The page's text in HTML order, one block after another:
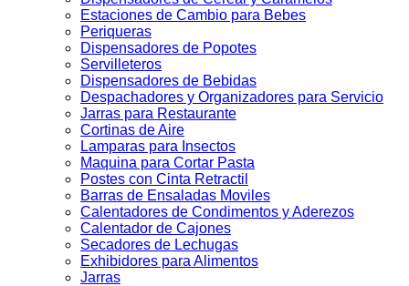
Estaciones de Cambio para Bebes
Periqueras
Dispensadores de Popotes
Servilleteros
Dispensadores de Bebidas
Despachadores y Organizadores para Servicio
Jarras para Restaurante
Cortinas de Aire
Lamparas para Insectos
Maquina para Cortar Pasta
Postes con Cinta Retractil
Barras de Ensaladas Moviles
Calentadores de Condimentos y Aderezos
Calentador de Cajones
Secadores de Lechugas
Exhibidores para Alimentos
Jarras